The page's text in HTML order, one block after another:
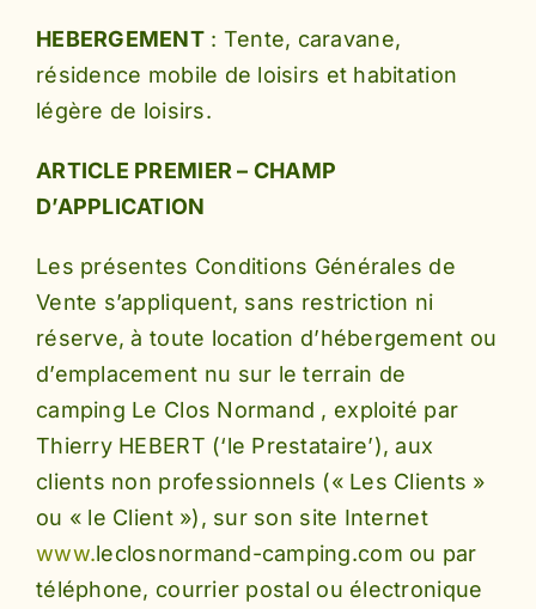
HEBERGEMENT: Tente, caravane,
résidence mobile de loisirs et habitation
légère de loisirs.
ARTICLE PREMIER – CHAMP
D’APPLICATION
Les présentes Conditions Générales de
Vente s’appliquent, sans restriction ni
réserve, à toute location d’hébergement ou
d’emplacement nu sur le terrain de
camping Le Clos Normand , exploité par
Thierry HEBERT (‘le Prestataire’), aux
clients non professionnels (« Les Clients »
ou « le Client »), sur son site Internet
www.leclosnormand-camping.com ou par
téléphone, courrier postal ou électronique